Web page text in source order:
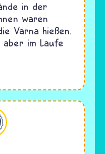
in der
waren
Varna hießen.
aber im Laufe